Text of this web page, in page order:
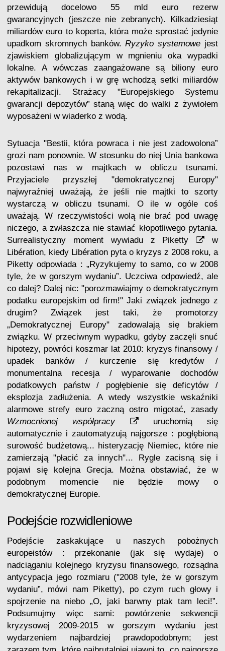
przewidują docelowo 55 mld euro rezerw
gwarancyjnych (jeszcze nie zebranych). Kilkadziesiąt
miliardów euro to koperta, która może sprostać jedynie
upadkom skromnych banków.Ryzyko systemowe jest
zjawiskiem globalizującym w mgnieniu oka wypadki
lokalne. A wówczas zaangażowane są biliony euro
aktywów bankowych i w grę wchodzą setki miliardów
rekapitalizacji. Strażacy "Europejskiego Systemu
gwarancji depozytów” staną więc do walki z żywiołem
wyposażeni w wiaderko z wodą.
Sytuacja "Bestii, która powraca i nie jest zadowolona”
grozi nam ponownie. W stosunku do niej Unia bankowa
pozostawi nas w majtkach w obliczu tsunami.
Przyjaciele przyszłej "demokratycznej Europy"
najwyraźniej uważają, że jeśli nie majtki to szorty
wystarczą w obliczu tsunami. O ile w ogóle coś
uważają. W rzeczywistości wolą nie brać pod uwagę
niczego, a zwłaszcza nie stawiać kłopotliwego pytania.
Surrealistyczny moment wywiadu z Piketty
w
Libération, kiedy Libération pyta o kryzys z 2008 roku, a
Piketty odpowiada : „Ryzykujemy to samo, co w 2008
tyle, że w gorszym wydaniu”. Uczciwa odpowiedź, ale
co dalej? Dalej nic: "porozmawiajmy o demokratycznym
podatku europejskim od firm!" Jaki związek jednego z
drugim? Związek jest taki, że promotorzy
„Demokratycznej Europy" zadowalają się brakiem
związku. W przeciwnym wypadku, gdyby zaczęli snuć
hipotezy, powróci koszmar lat 2010: kryzys finansowy /
upadek banków / kurczenie się kredytów /
monumentalna recesja / wyparowanie dochodów
podatkowych państw / pogłębienie się deficytów /
eksplozja zadłużenia. A wtedy wszystkie wskaźniki
alarmowe strefy euro zaczną ostro migotać, zasady
Wzmocnionej współpracy
uruchomią się
automatycznie i zautomatyzują najgorsze : pogłębioną
surowość budżetową... histeryzację Niemiec, które nie
zamierzają "płacić za innych"... Rygle zacisną się i
pojawi się kolejna Grecja. Można obstawiać, że w
podobnym momencie nie będzie mowy o
demokratycznej Europie.
Podejście rozwidleniowe
Podejście zaskakujące u naszych pobożnych
europeistów : przekonanie (jak się wydaje) o
nadciąganiu kolejnego kryzysu finansowego, rozsądna
antycypacja jego rozmiaru ("2008 tyle, że w gorszym
wydaniu”, mówi nam Piketty), po czym ruch głowy i
spojrzenie na niebo „O, jaki barwny ptak tam leci!”.
Podsumujmy więc sami: powtórzenie sekwencji
kryzysowej 2009-2015 w gorszym wydaniu jest
wydarzeniem najbardziej prawdopodobnym; jest